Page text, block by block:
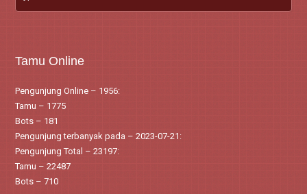
Tamu Online
Pengunjung Online – 1956:
Tamu – 1775
Bots – 181
Pengunjung terbanyak pada – 2023-07-21:
Pengunjung Total – 23197:
Tamu – 22487
Bots – 710